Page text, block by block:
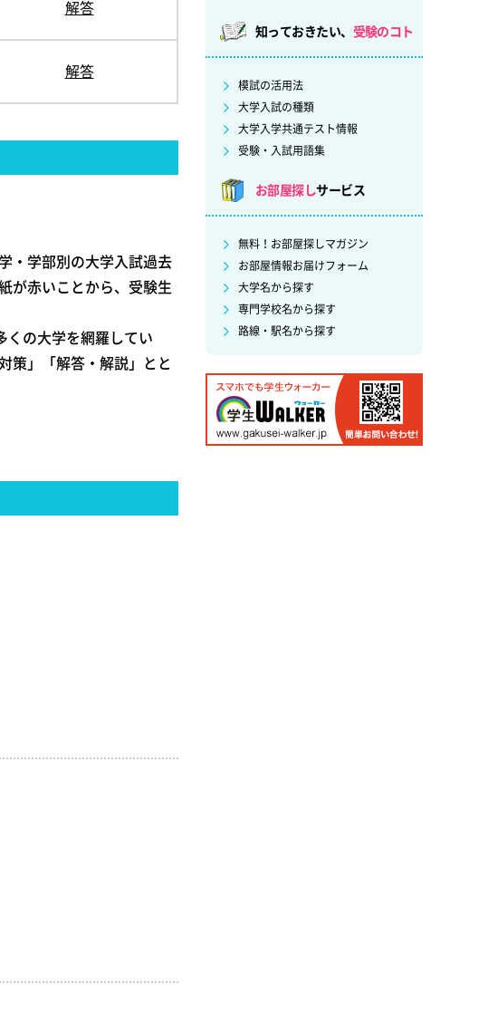
解答
解答
・学部別の大学入試過去
が赤いことから、受験生
くの大学を網羅してい
策」「解答・解説」とと
知っておきたい、 受験のコト
模試の活用法
大学入試の種類
大学入学共通テスト情報
受験・入試用語集
お部屋探しサービス
無料！お部屋探しマガジン
お部屋情報お届けフォーム
大学名から探す
専門学校名から探す
路線・駅名から探す